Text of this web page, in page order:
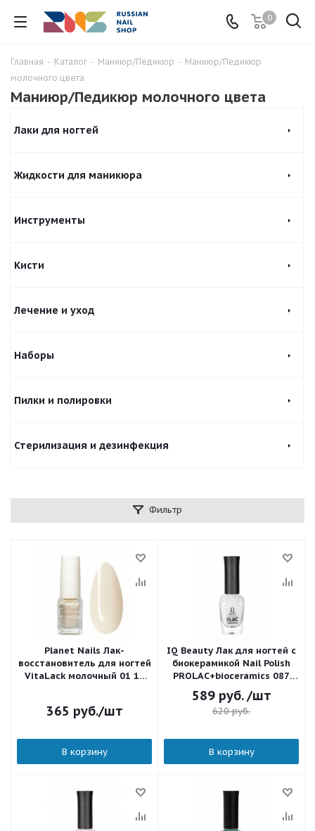
0
Главная - Каталог - Маниюр/Педикюр - Маниюр/Педикюр
молочного цвета
Маниюр/Педикюр молочного цвета
Лаки для ногтей
Жидкости для маникюра
Инструменты
Кисти
Лечение и уход
Наборы
Пилки и полировки
Стерилизация и дезинфекция
Фильтр
Planet Nails Лак-
восстановитель для ногтей
VitaLack молочный 01 10
365 руб./шт
В корзину
IQ Beauty Лак для ногтей с
биокерамикой Nail Polish
PROLAC+bioceramics 087
Fluffy Dawn 12,5 мл.
589руб. /шт
620руб.
В корзину